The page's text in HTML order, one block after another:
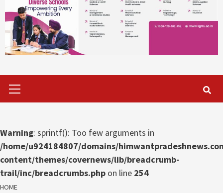
Menu
Warning: sprintf(): Too few arguments in
/home/u924184807/domains/
content/themes/covernews/lib/breadcrumb-
trail/inc/breadcrumbs.php on line 254
HOME